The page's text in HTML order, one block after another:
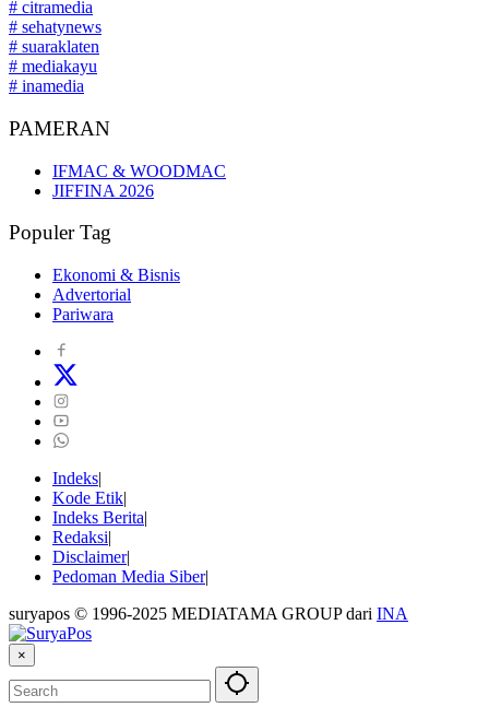
# citramedia
# sehatynews
# suaraklaten
# mediakayu
# inamedia
PAMERAN
IFMAC & WOODMAC
JIFFINA 2026
Populer Tag
Ekonomi & Bisnis
Advertorial
Pariwara
Indeks
Kode Etik
Indeks Berita
Redaksi
Disclaimer
Pedoman Media Siber
suryapos © 1996-2025 MEDIATAMA GROUP dari INA
×